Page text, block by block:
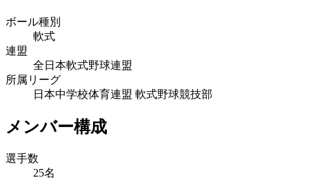
ボール種別
軟式
連盟
全日本軟式野球連盟
所属リーグ
日本中学校体育連盟 軟式野球競技部
メンバー構成
選手数
25名